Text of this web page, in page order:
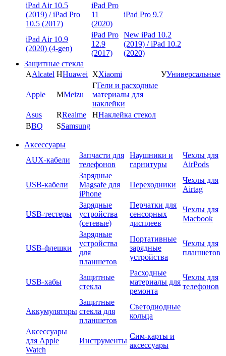
iPad Air 10.5
(2019) / iPad Pro
10.5 (2017)
iPad Pro
11
(2020)
iPad Pro 9.7
iPad Air 10.9
(2020) (4-gen)
iPad Pro
12.9
(2017)
New iPad 10.2
(2019) / iPad 10.2
(2020)
Защитные стекла
AAlcatel HHuawei XXiaomi УУниверсальные
Apple MMeizu
ГГели и расходные
материалы для
наклейки
Asus
RRealme ННаклейка стекол
BBQ SSamsung
Аксессуары
AUX-кабели
Запчасти для
телефонов
Наушники и
гарнитуры
Чехлы для
AirPods
USB-кабели
Зарядные
Magsafe для
iPhone
Переходники
Чехлы для
Airtag
USB-тестеры
Зарядные
устройства
(сетевые)
Перчатки для
сенсорных
дисплеев
Чехлы для
Macbook
USB-флешки
Зарядные
устройства
для
планшетов
Портативные
зарядные
устройства
Чехлы для
планшетов
USB-хабы
Защитные
стекла
Расходные
материалы для
ремонта
Чехлы для
телефонов
Аккумуляторы
Защитные
стекла для
планшетов
Светодиодные
кольца
Аксессуары
для Apple
Watch
Инструменты
Сим-карты и
аксессуары